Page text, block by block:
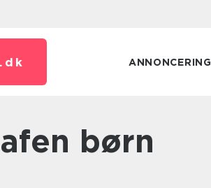
dk ANNONCERING
børn